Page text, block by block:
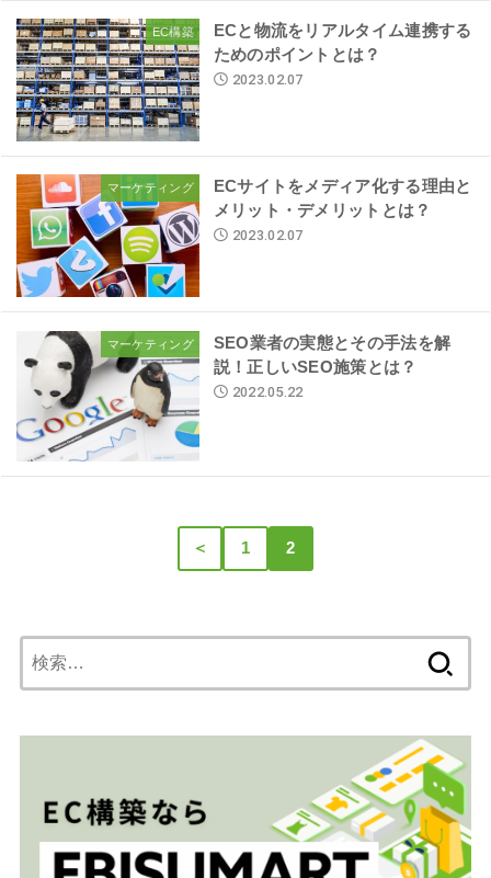
EC構築
ECと物流をリアルタイム連携する
ためのポイントとは？
2023.02.07
マーケティング
ECサイトをメディア化する理由と
メリット・デメリットとは？
2023.02.07
マーケティング
SEO業者の実態とその手法を解
説！正しいSEO施策とは？
2022.05.22
＜ 1 2
索: